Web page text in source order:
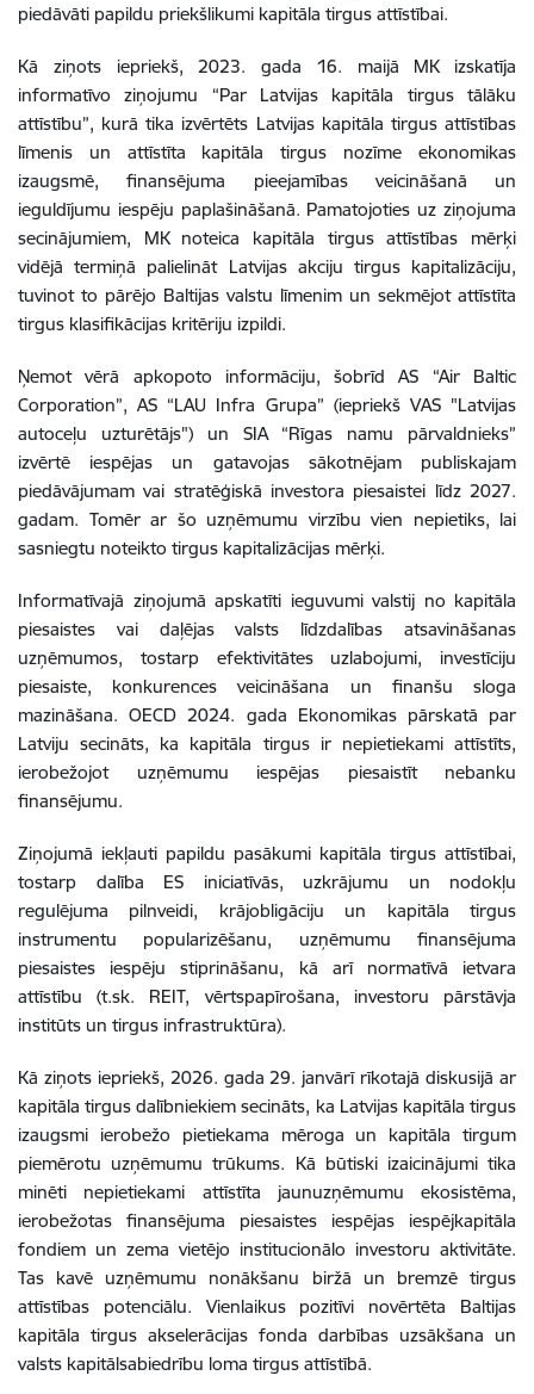
piedāvāti papildu priekšlikumi kapitāla tirgus attīstībai.
Kā ziņots iepriekš, 2023. gada 16. maijā MK izskatīja
informatīvo ziņojumu “Par Latvijas kapitāla tirgus tālāku
attīstību”, kurā tika izvērtēts Latvijas kapitāla tirgus attīstības
līmenis un attīstīta kapitāla tirgus nozīme ekonomikas
izaugsmē, finansējuma pieejamības veicināšanā un
ieguldījumu iespēju paplašināšanā. Pamatojoties uz ziņojuma
secinājumiem, MK noteica kapitāla tirgus attīstības mērķi
vidējā termiņā palielināt Latvijas akciju tirgus kapitalizāciju,
tuvinot to pārējo Baltijas valstu līmenim un sekmējot attīstīta
tirgus klasifikācijas kritēriju izpildi.
Ņemot vērā apkopoto informāciju, šobrīd AS “Air Baltic
Corporation”, AS “LAU Infra Grupa” (iepriekš VAS "Latvijas
autoceļu uzturētājs") un SIA “Rīgas namu pārvaldnieks”
izvērtē iespējas un gatavojas sākotnējam publiskajam
piedāvājumam vai stratēģiskā investora piesaistei līdz 2027.
gadam. Tomēr ar šo uzņēmumu virzību vien nepietiks, lai
sasniegtu noteikto tirgus kapitalizācijas mērķi.
Informatīvajā ziņojumā apskatīti ieguvumi valstij no kapitāla
piesaistes vai daļējas valsts līdzdalības atsavināšanas
uzņēmumos, tostarp efektivitātes uzlabojumi, investīciju
piesaiste, konkurences veicināšana un finanšu sloga
mazināšana. OECD 2024. gada Ekonomikas pārskatā par
Latviju secināts, ka kapitāla tirgus ir nepietiekami attīstīts,
ierobežojot uzņēmumu iespējas piesaistīt nebanku
finansējumu.
Ziņojumā iekļauti papildu pasākumi kapitāla tirgus attīstībai,
tostarp dalība ES iniciatīvās, uzkrājumu un nodokļu
regulējuma pilnveidi, krājobligāciju un kapitāla tirgus
instrumentu popularizēšanu, uzņēmumu finansējuma
piesaistes iespēju stiprināšanu, kā arī normatīvā ietvara
attīstību (t.sk. REIT, vērtspapīrošana, investoru pārstāvja
institūts un tirgus infrastruktūra).
Kā ziņots iepriekš, 2026. gada 29. janvārī rīkotajā diskusijā ar
kapitāla tirgus dalībniekiem secināts, ka Latvijas kapitāla tirgus
izaugsmi ierobežo pietiekama mēroga un kapitāla tirgum
piemērotu uzņēmumu trūkums. Kā būtiski izaicinājumi tika
minēti nepietiekami attīstīta jaunuzņēmumu ekosistēma,
ierobežotas finansējuma piesaistes iespējas iespējkapitāla
fondiem un zema vietējo institucionālo investoru aktivitāte.
Tas kavē uzņēmumu nonākšanu biržā un bremzē tirgus
attīstības potenciālu. Vienlaikus pozitīvi novērtēta Baltijas
kapitāla tirgus akselerācijas fonda darbības uzsākšana un
valsts kapitālsabiedrību loma tirgus attīstībā.